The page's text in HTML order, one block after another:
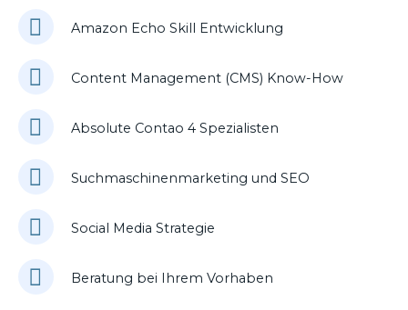
Amazon Echo Skill Entwicklung
Content Management (CMS) Know-How
Absolute Contao 4 Spezialisten
Suchmaschinenmarketing und SEO
Social Media Strategie
Beratung bei Ihrem Vorhaben